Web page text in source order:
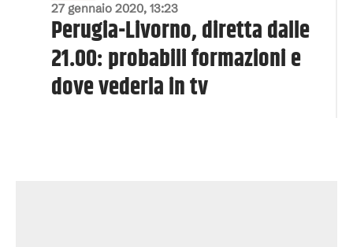
27 gennaio 2020, 13:23
Perugia-Livorno, diretta dalle
21.00: probabili formazioni e
dove vederla in tv